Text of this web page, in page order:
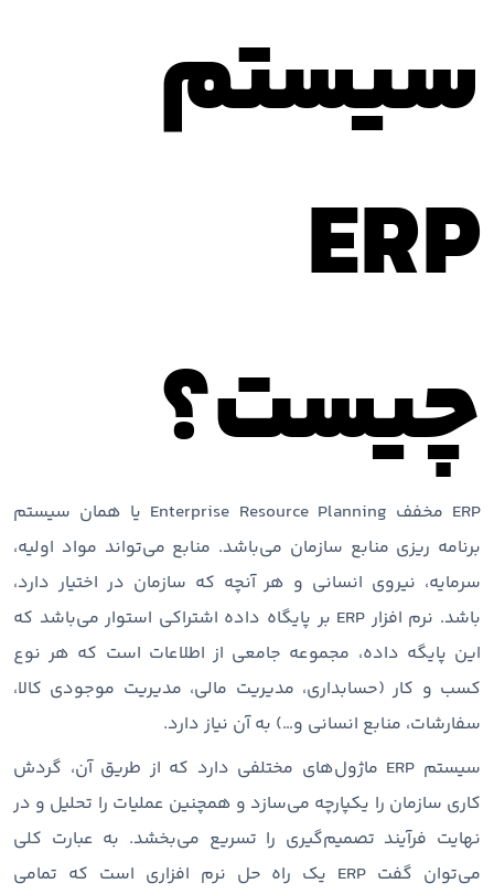
سیستم
ERP
چیست؟
ERP مخفف Enterprise Resource Planning یا همان سیستم
برنامه ریزی منابع سازمان می‌باشد. منابع می‌تواند مواد اولیه،
سرمایه، نیروی انسانی و هر آنچه که سازمان در اختیار دارد،
باشد. نرم افزار ERP بر پایگاه داده اشتراکی استوار می‌باشد که
این پایگه داده، مجموعه جامعی از اطلاعات است که هر نوع
کسب و کار (حسابداری، مدیریت مالی، مدیریت موجودی کالا،
سفارشات، منابع انسانی و…) به آن نیاز دارد.
سیستم ERP ماژول‌های مختلفی دارد که از طریق آن، گردش
کاری سازمان را یکپارچه می‌سازد و همچنین عملیات را تحلیل و در
نهایت فرآیند تصمیم‌گیری را تسریع می‌بخشد. به عبارت کلی
می‌توان گفت ERP یک راه حل نرم افزاری است که تمامی